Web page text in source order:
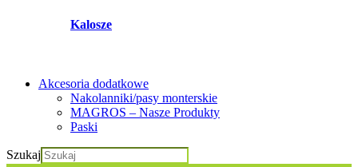
Kalosze
Akcesoria dodatkowe
Nakolanniki/pasy monterskie
MAGROS – Nasze Produkty
Paski
Szukaj